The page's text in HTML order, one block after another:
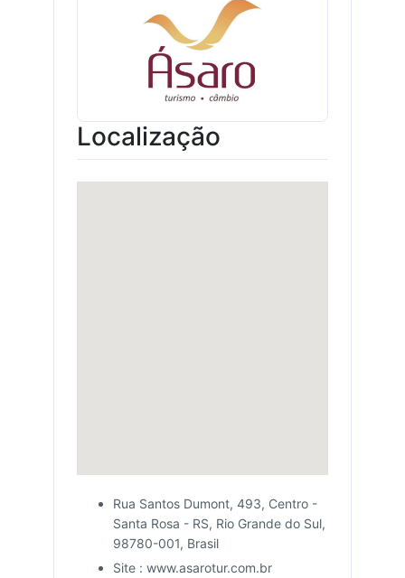
Localização
Rua Santos Dumont, 493, Centro -
Santa Rosa - RS, Rio Grande do Sul,
98780-001, Brasil
Site : www.asarotur.com.br